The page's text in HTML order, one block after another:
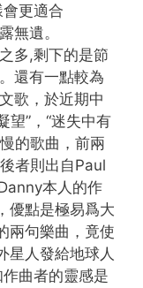
更適合
無遺。
多,剩下的是節
還有一點較為
歌，於近期中
望”，“迷失中有
的歌曲，前兩
者則出自Paul
本人的作
優點是極易爲大
兩句樂曲，竟使
星人發給地球人
曲者的靈感是